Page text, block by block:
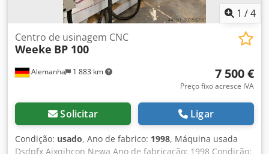
1 /4
Alemanha 1 883 km
Centro de usinagem CNC
Weeke BP 100
7 500 €
Preço fixo acresce IVA
Solicitar Ligar
Condição: usado, Ano de fabrico: 1998, Máquina usada
Dsdpfx Ajxqihcon Newa Ano de fabricação: 1998 Condição: